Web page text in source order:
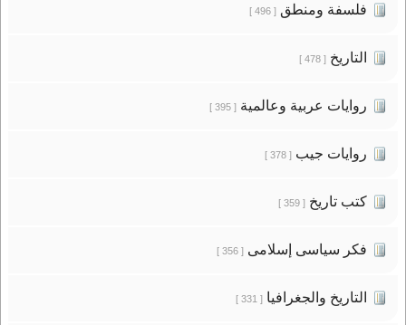
فلسفة ومنطق[ 496 ]
التاريخ[ 478 ]
روايات عربية وعالمية[ 395 ]
روايات جيب[ 378 ]
كتب تاريخ[ 359 ]
فكر سياسى إسلامى[ 356 ]
التاريخ والجغرافيا[ 331 ]